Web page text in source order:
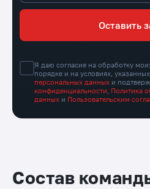
Оставить
Я даю согласие на обработку
порядке и на условиях,
персональных данных и
конфиденциальности
Политика
данных и Пользовательским
Состав